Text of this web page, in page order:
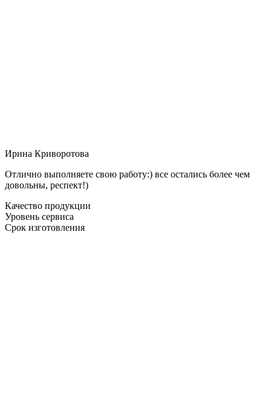
Ирина Криворотова
Отлично выполняете свою работу:) все остались более чем
довольны, респект!)
Качество продукции
Уровень сервиса
Срок изготовления